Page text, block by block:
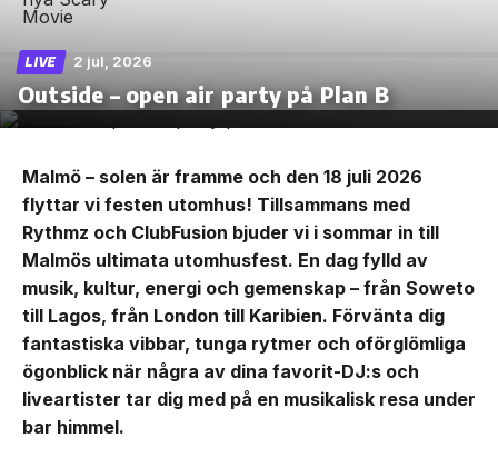
LIVE 2 jul, 2026
Outside – open air party på Plan B
Malmö – solen är framme och den 18 juli 2026
flyttar vi festen utomhus! Tillsammans med
Rythmz och ClubFusion bjuder vi i sommar in till
Malmös ultimata utomhusfest. En dag fylld av
musik, kultur, energi och gemenskap – från Soweto
till Lagos, från London till Karibien. Förvänta dig
fantastiska vibbar, tunga rytmer och oförglömliga
ögonblick när några av dina favorit-DJ:s och
liveartister tar dig med på en musikalisk resa under
bar himmel.